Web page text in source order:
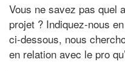
Vous ne savez pas quel
projet ? Indiquez-nous
ci-dessous, nous
en relation avec le pro